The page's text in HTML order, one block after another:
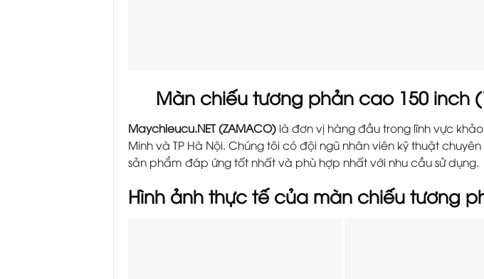
Màn chiếu tương phản cao 150 inch
Maychieucu.NET (ZAMACO) là đơn vị hàng đầu trong lĩnh vực
Minh và TP Hà Nội. Chúng tôi có đội ngũ nhân viên kỹ thuật
sản phẩm đáp ứng tốt nhất và phù hợp nhất với nhu cầu sử dụng.
Hình ảnh thực tế của màn chiếu tương